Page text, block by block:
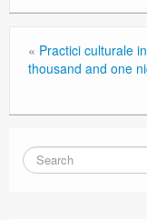
« Practici culturale
thousand and one